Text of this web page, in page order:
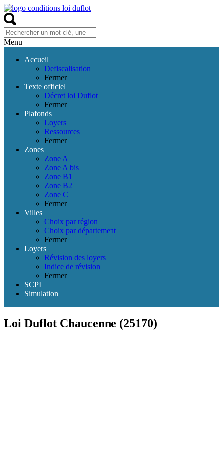
Menu
Accueil
Defiscalisation
Fermer
Texte officiel
Décret loi Duflot
Fermer
Plafonds
Loyers
Ressources
Fermer
Zones
Zone A
Zone A bis
Zone B1
Zone B2
Zone C
Fermer
Villes
Choix par région
Choix par département
Fermer
Loyers
Révision des loyers
Indice de révision
Fermer
SCPI
Simulation
Loi Duflot Chaucenne (25170)